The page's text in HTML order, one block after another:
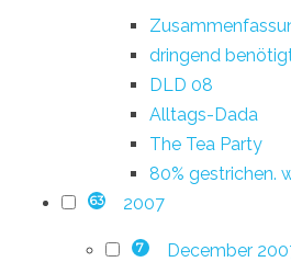
dringend
DLD 08
Alltags-Dada
The Tea Party
80% gestrichen.
63 2007
7 December